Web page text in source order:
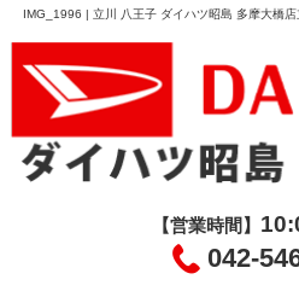
IMG_1996 | 立川 八王子 ダイハツ昭島 多摩大
【営業時間】
042-